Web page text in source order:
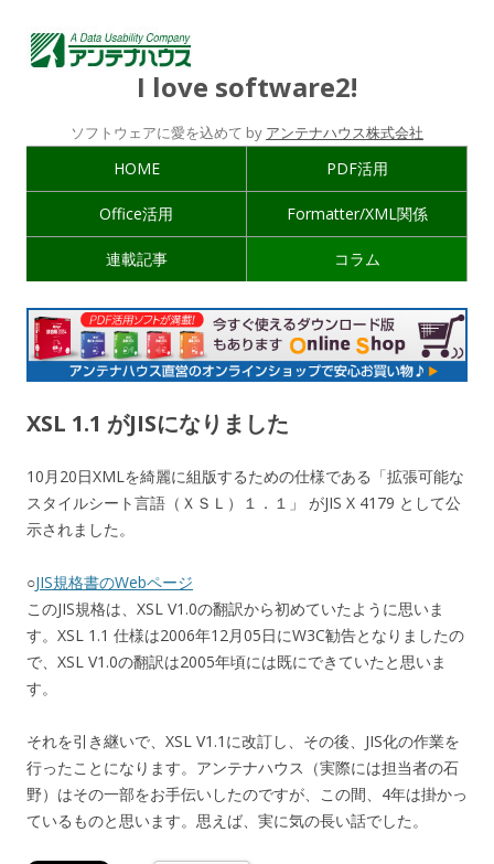
I love software2!
ソフトウェアに愛を込めて by アンテナハウス株式会社
HOME PDF活用
Office活用 Formatter/XML関係
連載記事 コラム
XSL 1.1 がJISになりました
10月20日XMLを綺麗に組版するための仕様である「拡張可能な
スタイルシート言語（ＸＳＬ）１．１」 がJIS X 4179 として公
示されました。
○JIS規格書のWebページ
このJIS規格は、XSL V1.0の翻訳から初めていたように思いま
す。XSL 1.1 仕様は2006年12月05日にW3C勧告となりましたの
で、XSL V1.0の翻訳は2005年頃には既にできていたと思いま
す。
それを引き継いで、XSL V1.1に改訂し、その後、JIS化の作業を
行ったことになります。アンテナハウス（実際には担当者の石
野）はその一部をお手伝いしたのですが、この間、4年は掛かっ
ているものと思います。思えば、実に気の長い話でした。